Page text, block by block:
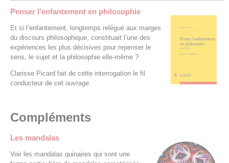
Penser l’enfantement en philosophie
Et si l’enfantement, longtemps relégué aux marges
du discours philosophique, constituait l’une des
expériences les plus décisives pour repenser le
sens, le sujet et la philosophie elle-même ?
Clarisse Picard fait de cette interrogation le fil
conducteur de cet ouvrage.
Compléments
Les mandalas
Voir les mandalas quinaires qui sont une